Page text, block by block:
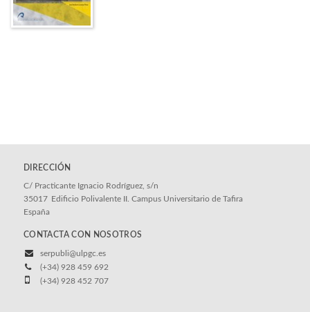
DIRECCIÓN
C/ Practicante Ignacio Rodríguez, s/n
35017 Edificio Polivalente II. Campus Universitario de Tafira
España
CONTACTA CON NOSOTROS
serpubli@ulpgc.es
(+34) 928 459 692
(+34) 928 452 707